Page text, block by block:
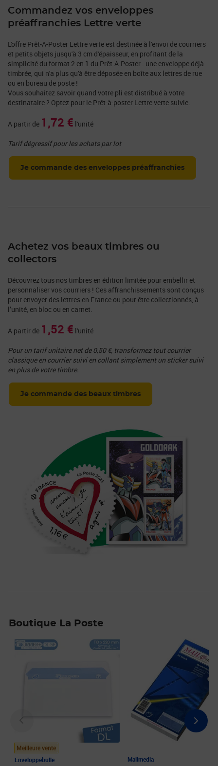
Commandez vos enveloppes
préaffranchies Lettre verte
L'offre Prêt-A-Poster Lettre verte est destinée à l'envoi de courriers
et petits objets jusqu'à 3 cm d'épaisseur, en profitant de la
simplicité du format 2 en 1 du Prêt-A-Poster : une enveloppe déjà
timbrée, qui n'a plus qu'à être déposée en boîte aux lettres de rue
ou en bureau de poste !
Vous souhaitez savoir quand votre pli est distribué à votre
destinataire ? Optez pour le Prêt-à-poster Lettre verte suivie.
A partir de 1,72 € l'unité
Tarif dégressif pour les achats par lot
Je commande des enveloppes préaffranchies
Achetez vos beaux timbres ou
collectors
Découvrez tous nos timbres en édition limitée pour embellir et
personnaliser vos courriers ! Ces affranchissements sont conçus
pour envoyer des lettres en France ou pour être collectionnés, à
l’unité, en bloc ou en carnet.
A partir de 1,52 € l'unité
Pour un tarif unitaire net de 0,50 €, transformez tout courrier
classique en courrier suivi en collant simplement un sticker suivi
en plus de votre timbre.
Je commande des beaux timbres
Boutique La Poste
Meilleure vente
Enveloppebulle
Prix 8,20€
Mailmedia